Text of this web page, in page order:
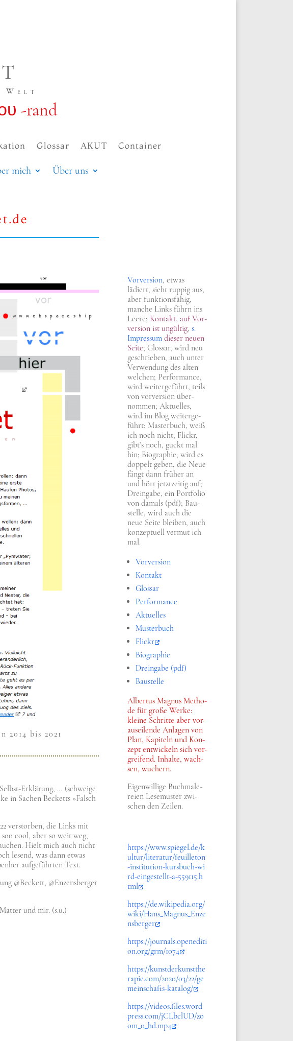
Welt
-rand
Glossar AKUT Container
mich Über uns
2014 bis 2021
Erklä­rung, … (schwei­ge
in Sachen Becketts »Falsch
ver­stor­ben, die Links mit
cool, aber so weit weg,
Hielt mich auch nicht
lesend, was dann etwas
auf­ge­führ­ten Text.
@Beckett, @Enzensberger
und mir. (s.u.)
Vor­ver­si­on, etwas
lädiert, sieht rup­pig aus,
aber funk­ti­ons­fä­hig,
man­che Links führn ins
Lee­re; Kon­takt, auf Vor­
ver­si­on ist ungül­tig, s.
Impres­sum die­ser neu­en
Sei­te; Glos­sar, wird neu
geschrie­ben, auch unter
Ver­wen­dung des alten
wel­chen; Per­for­mance,
wird wei­ter­ge­führt, teils
von vor­ver­si­on über­
nom­men; Aktu­el­les,
wird im Blog wei­ter­ge­
führt; Master­buch, weiß
ich noch nicht; Flickr,
gibt’s noch, guckt mal
hin; Bio­gra­phie, wird es
dop­pelt geben, die Neue
fängt dann frü­her an
und hört jetzt­zei­tig auf;
Drein­ga­be, ein Port­fo­lio
von damals (pdf); Bau­
stel­le, wird auch die
neue Sei­te blei­ben, auch
kon­zep­tu­ell ver­mut ich
mal.
Vor­ver­si­on
Kon­takt
Glos­sar
Per­for­mance
Aktu­el­les
Muster­buch
Flickr
Bio­gra­phie
Drein­ga­be (pdf)
Bau­stel­le
Alber­tus Magnus Metho­
de für gro­ße Wer­ke:
klei­ne Schrit­te aber vor­
aus­ei­len­de Anla­gen von
Plan, Kapi­teln und Kon­
zept ent­wickeln sich vor­
grei­fend. Inhal­te, wach­
sen, wuchern.
Eigen­wil­li­ge Buch­ma­le­
rei­en Lese­mu­ster zwi­
schen den Zei­len.
https://​www​.spie​gel​.de/​k​
u​l​t​u​r​/​l​i​t​e​r​a​t​u​r​/​f​e​u​i​l​l​e​t​o​n​
-​i​n​s​t​i​t​u​t​i​o​n​-​k​u​r​s​b​u​c​h​-​w​i​
r​d​-​e​i​n​g​e​s​t​e​l​l​t​-​a​-​5​5​9​1​1​5​.​h​
tml
https://​de​.wiki​pe​dia​.org/​
w​i​k​i​/​H​a​n​s​_​M​a​g​n​u​s​_​E​n​z​e​
n​s​b​e​r​ger
https://​jour​nals​.ope​nedi​ti​
on​.org/​g​r​m​/​1​074
https://​kunst​der​kunst​the​
ra​pie​.com/​2​0​2​0​/​0​3​/​2​2​/​g​e​
m​e​i​n​s​c​h​a​f​t​s​-​k​a​t​a​l​og/
https://​vide​os​.files​.word​
press​.com/​j​C​L​b​c​l​U​D​/​z​o​
o​m​_​0​_​h​d​.​mp4